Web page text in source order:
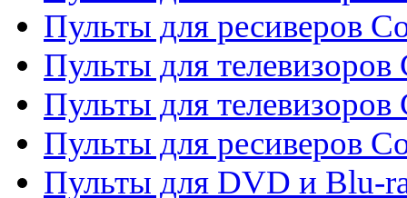
Пульты для ресиверов
Пульты для телевизоров
Пульты для телевизоров
Пульты для ресиверов
Пульты для DVD и Blu-